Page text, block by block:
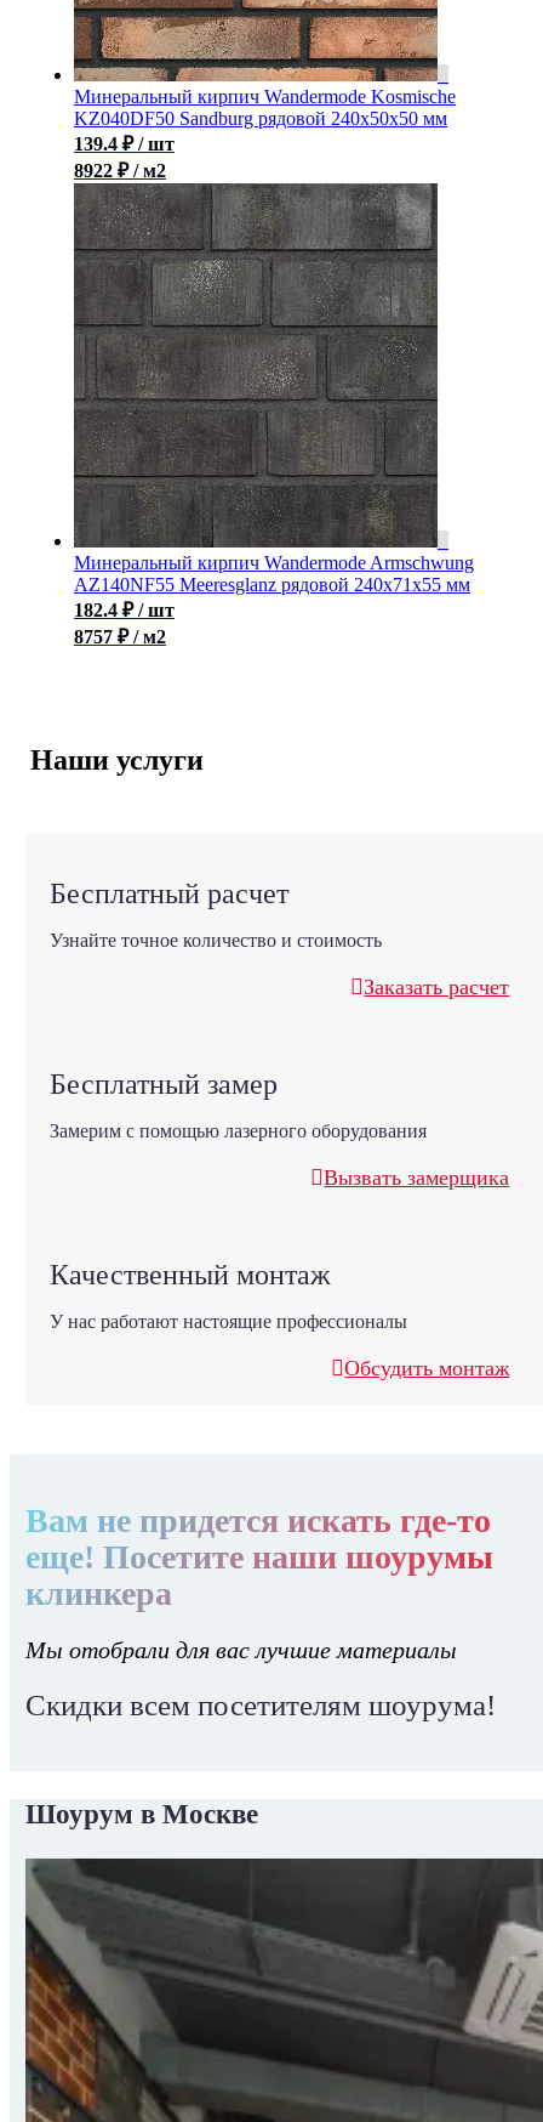
Минеральный кирпич Wandermode Kosmische
KZ040DF50 Sandburg рядовой 240x50x50 мм
139.4 ₽ / шт
8922 ₽ / м2
Минеральный кирпич Wandermode Armschwung
AZ140NF55 Meeresglanz рядовой 240x71x55 мм
182.4 ₽ / шт
8757 ₽ / м2
Наши услуги
Бесплатный расчет
Узнайте точное количество и стоимость
Заказать расчет
Бесплатный замер
Замерим с помощью лазерного оборудования
Вызвать замерщика
Качественный монтаж
У нас работают настоящие профессионалы
Обсудить монтаж
Вам не придется искать где-то
еще! Посетите наши шоурумы
клинкера
Мы отобрали для вас лучшие материалы
Скидки всем посетителям шоурума!
Шоурум в Москве